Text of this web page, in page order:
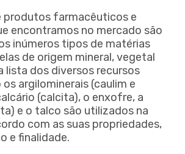
produtos farmacêuticos e
encontramos no mercado são
inúmeros tipos de matérias
de origem mineral, vegetal
lista dos diversos recursos
argilominerais (caulim e
(calcita), o enxofre, a
e o talco são utilizados na
com as suas propriedades,
e finalidade.